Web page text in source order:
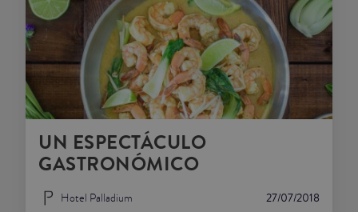
UN ESPECTÁCULO
GASTRONÓMICO
27/07/2018
Hotel Palladium